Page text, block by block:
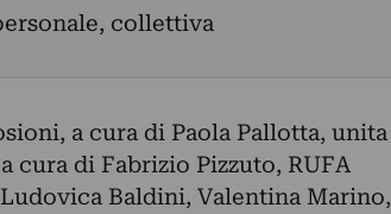
collettiva
a cura di Paola Pallotta, unita
cura di Fabrizio Pizzuto, RUFA
Baldini, Valentina Marino,